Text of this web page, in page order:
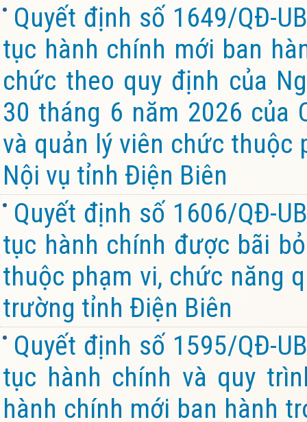
Quyết định số 1649/QĐ-
tục hành chính mới ban
chức theo quy định của
30 tháng 6 năm 2026 của
và quản lý viên chức thuộc
Nội vụ tỉnh Điện Biên
Quyết định số 1606/QĐ-
tục hành chính được bãi
thuộc phạm vi, chức năng
trường tỉnh Điện Biên
Quyết định số 1595/QĐ-
tục hành chính và quy
hành chính mới ban hành